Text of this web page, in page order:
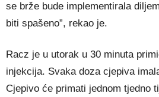
se brže bude implementirala
biti spašeno”, rekao je.
Racz je u utorak u 30 minuta
injekcija. Svaka doza cjepiva
Cjepivo će primati jednom tjedno